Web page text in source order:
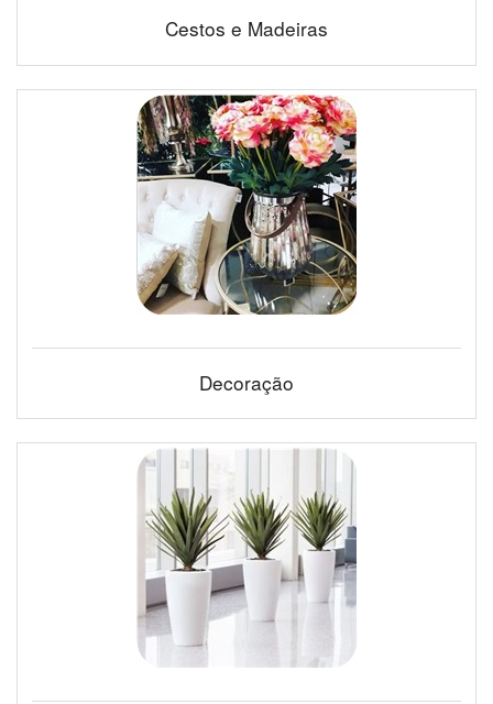
Cestos e Madeiras
Decoração